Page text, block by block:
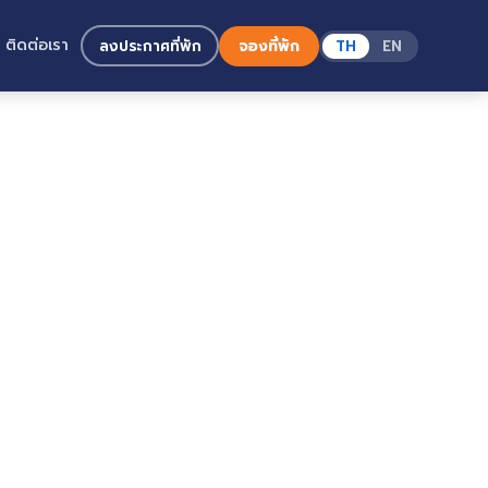
ติดต่อเรา ลงประกาศที่พัก จองที่พัก TH EN